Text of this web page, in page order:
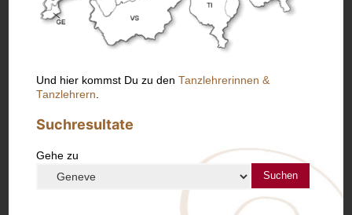
Und hier kommst Du zu denTanzlehrerinnen &
Tanzlehrern
Suchresultate
Gehe zu